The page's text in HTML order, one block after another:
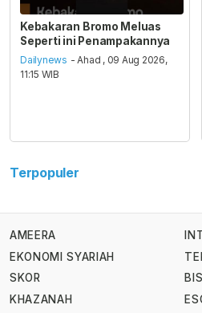
Kebakaran Bromo Meluas
Seperti ini Penampakannya
Dailynews - Ahad , 09 Aug 2026,
11:15 WIB
Terpopuler
AMEERA
EKONOMI SYARIAH
SKOR
KHAZANAH